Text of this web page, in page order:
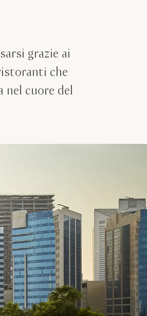
grazie ai
che
nel cuore del